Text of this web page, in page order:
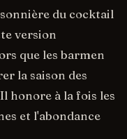
du cocktail
version
que les barmen
la saison des
honore à la fois les
et l'abondance